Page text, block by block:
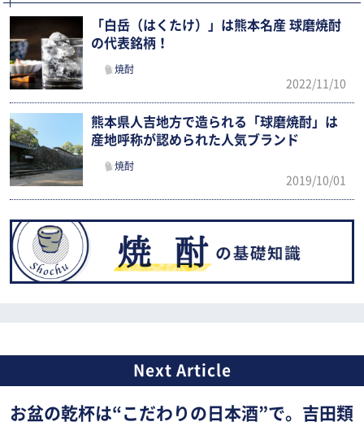
「白岳（はくたけ）」は熊本名産 球磨焼酎
の代表銘柄！
焼酎
2022/11/10
熊本県人吉地方で造られる「球磨焼酎」は
産地呼称が認められた人気ブランド
焼酎
2019/10/01
お盆の乾杯は“こだわりの日本酒”で。吉田類